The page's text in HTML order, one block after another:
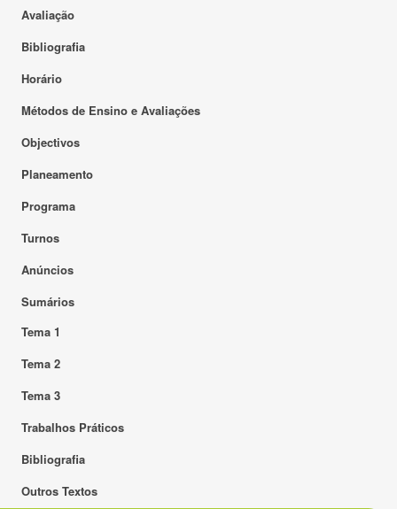
Avaliação
Bibliografia
Horário
Métodos de Ensino e Avaliações
Objectivos
Planeamento
Programa
Turnos
Anúncios
Sumários
Tema 1
Tema 2
Tema 3
Trabalhos Práticos
Bibliografia
Outros Textos